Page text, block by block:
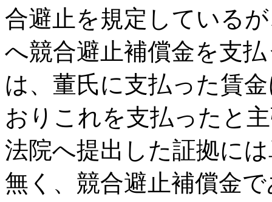
合避止を規定している
へ競合避止補償金を支
は、董氏に支払った賃
おりこれを支払ったと
法院へ提出した証拠に
無く、競合避止補償金